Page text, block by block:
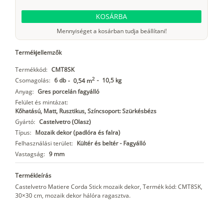
KOSÁRBA
Mennyiséget a kosárban tudja beállítani!
Termékjellemzők
Termékkód: CMT8SK
Csomagolás: 6 db - 0,54 m2 - 10,5 kg
Anyag: Gres porcelán fagyálló
Felület és mintázat:
Kőhatású, Matt, Rusztikus, Színcsoport: Szürkésbézs
Gyártó: Castelvetro (Olasz)
Típus: Mozaik dekor (padlóra és falra)
Felhasználási terület: Kültér és beltér - Fagyálló
Vastagság: 9 mm
Termékleírás
Castelvetro Matiere Corda Stick mozaik dekor, Termék kód: CMT8SK,
30×30 cm, mozaik dekor hálóra ragasztva.